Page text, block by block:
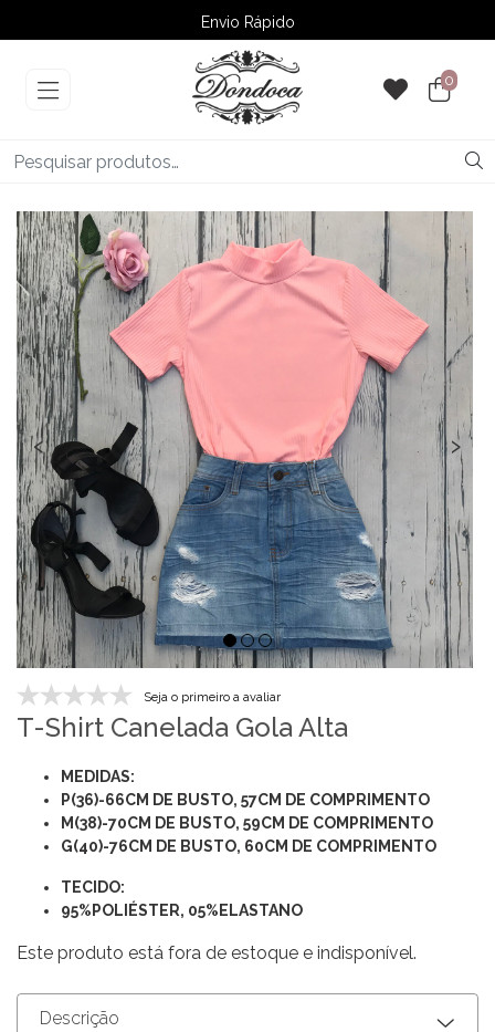
Envio Rápido
➚ Ofertas– Até 60% OFF
0
‹ ›
Seja o primeiro a avaliar
T-Shirt Canelada Gola Alta
MEDIDAS:
P(36)-66CM DE BUSTO, 57CM DE COMPRIMENTO
M(38)-70CM DE BUSTO, 59CM DE COMPRIMENTO
G(40)-76CM DE BUSTO, 60CM DE COMPRIMENTO
TECIDO:
95%POLIÉSTER, 05%ELASTANO
Este produto está fora de estoque e indisponível.
Descrição